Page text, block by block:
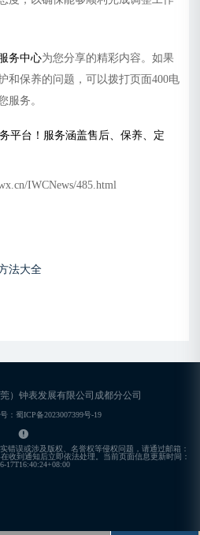
务中心为您分享的精彩内容。如果
和保养的问题，可以拨打页面400电
服务。
IWCNews/485.html
法大全
）钟表发展有限公司成都分公司
：蜀ICP备2023007399号-19
错误或涉及版权、名誉权等侵权问题，请通过邮箱：
收到通知后立即依法处理。当前页面信息更新时间：
17T16:40:24+08:00